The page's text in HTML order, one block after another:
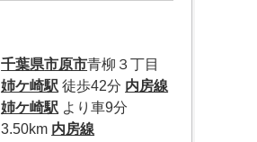
千葉県市原市青柳３丁目
姉ケ崎駅 徒歩42分 内房線
姉ケ崎駅 より車9分
3.50km 内房線